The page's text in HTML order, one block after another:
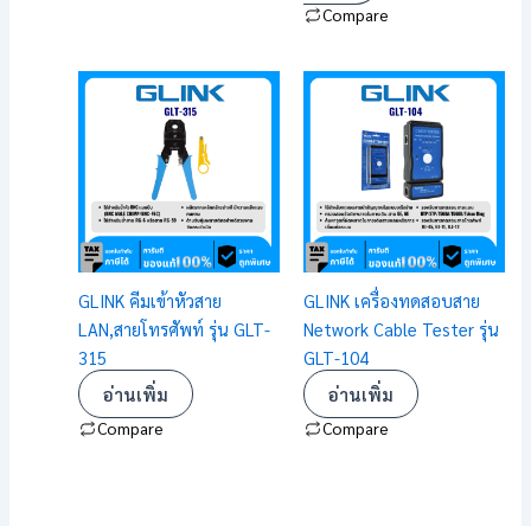
Compare
GLINK คีมเข้าหัวสาย
LAN,สายโทรศัพท์ รุ่น GLT-
315
อ่านเพิ่ม
Compare
GLINK เครื่องทดสอบสาย
Network Cable Tester รุ่น
GLT-104
อ่านเพิ่ม
Compare